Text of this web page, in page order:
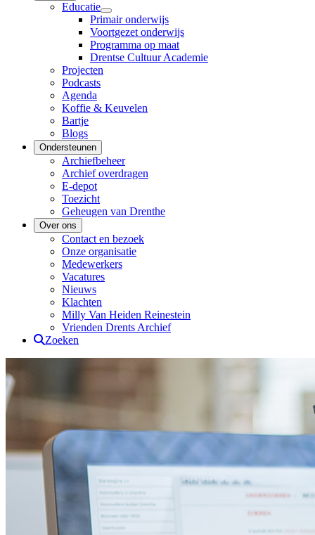
Educatie
Primair onderwijs
Voortgezet onderwijs
Programma op maat
Drentse Cultuur Academie
Projecten
Podcasts
Agenda
Koffie & Keuvelen
Bartje
Blogs
Ondersteunen
Archiefbeheer
Archief overdragen
E-depot
Toezicht
Geheugen van Drenthe
Over ons
Contact en bezoek
Onze organisatie
Medewerkers
Vacatures
Nieuws
Klachten
Milly Van Heiden Reinestein
Vrienden Drents Archief
Zoeken
Drents Archief